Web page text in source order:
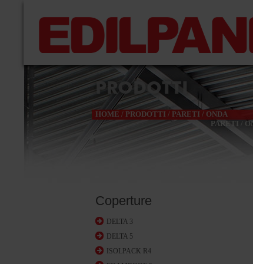
PRODOTTI
HOME / PRODOTTI / PARETI / ONDA
PARETI /
Coperture
DELTA 3
DELTA 5
ISOLPACK R4